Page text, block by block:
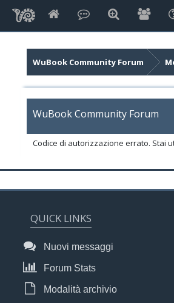
WuBook Community Forum
WuBook Community Forum
Codice di autorizzazione errato. Stai
QUICK LINKS
Nuovi messaggi
Forum Stats
Modalità archivio